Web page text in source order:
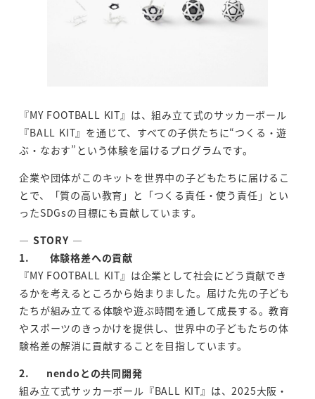
『MY FOOTBALL KIT』は、組み立て式のサッカーボール
『BALL KIT』を通じて、すべての子供たちに“つくる・遊
ぶ・なおす”という体験を届けるプログラムです。
企業や団体がこのキットを世界中の子どもたちに届けるこ
とで、「質の高い教育」と「つくる責任・使う責任」とい
ったSDGsの目標にも貢献しています。
― STORY ―
1. 体験格差への貢献
『MY FOOTBALL KIT』は企業として社会にどう貢献でき
るかを考えるところから始まりました。届けた先の子ども
たちが組み立てる体験や遊ぶ時間を通して成長する。教育
やスポーツのきっかけを提供し、世界中の子どもたちの体
験格差の解消に貢献することを目指しています。
2. nendoとの共同開発
組み立て式サッカーボール『BALL KIT』は、2025大阪・